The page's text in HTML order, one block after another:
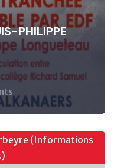
PHILIPPE
(Informations